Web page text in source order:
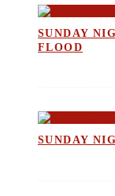
SUNDAY
FLOOD
SUNDAY